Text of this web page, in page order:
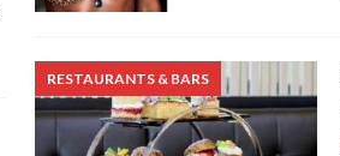
RESTAURANTS & BARS